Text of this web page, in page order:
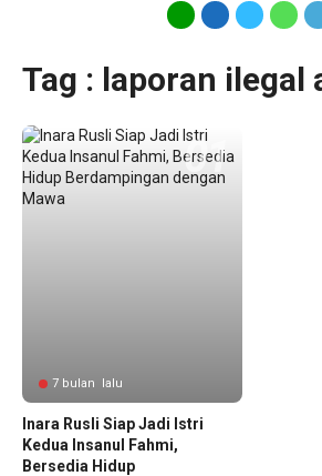
Tag : laporan ilegal
7 bulan lalu
Inara Rusli Siap Jadi Istri
Kedua Insanul Fahmi,
Bersedia Hidup